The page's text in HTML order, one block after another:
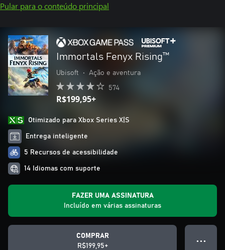
Pular para o conteúdo principal
Immortals Fenyx Rising™
Ubisoft • Ação e aventura
574
R$199,95+
Otimizado para Xbox Series X|S
Entrega inteligente
5 Recursos de acessibilidade
14 Idiomas com suporte
FAZER UMA ASSINATURA
Incluído em várias assinaturas
COMPRAR
R$199,95+
● ● ●